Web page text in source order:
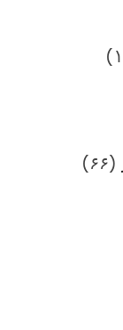
(۶۶)